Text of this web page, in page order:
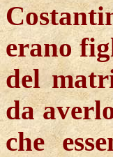
erano
del
da
che